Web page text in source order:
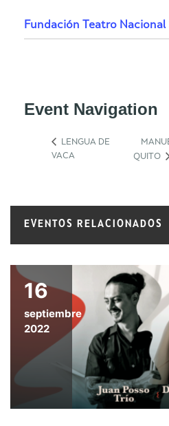
Fundación Teatro Nacional
Event Navigation
LENGUA DE
VACA
QUITO
EVENTOS RELACIONADOS
16
septiembre
2022